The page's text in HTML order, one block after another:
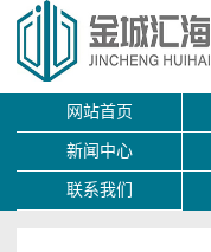
网站首页
新闻中心
联系我们